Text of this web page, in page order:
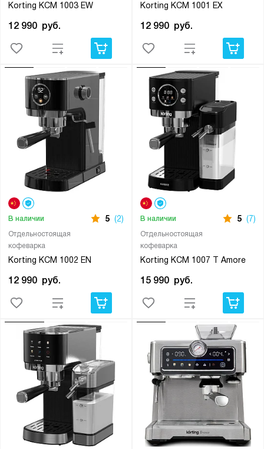
Korting KCM 1003 EW
12 990 руб.
Korting KCM 1001 EX
12 990 руб.
Отдельностоящая
кофеварка
Korting KCM 1002 EN
В наличии 5 (2)
12 990 руб.
Отдельностоящая
кофеварка
Korting KCM 1007 T Amore
В наличии 5 (7)
15 990 руб.